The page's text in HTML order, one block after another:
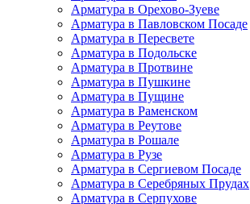
Арматура в Орехово-Зуеве
Арматура в Павловском Посаде
Арматура в Пересвете
Арматура в Подольске
Арматура в Протвине
Арматура в Пушкине
Арматура в Пущине
Арматура в Раменском
Арматура в Реутове
Арматура в Рошале
Арматура в Рузе
Арматура в Сергиевом Посаде
Арматура в Серебряных Прудах
Арматура в Серпухове